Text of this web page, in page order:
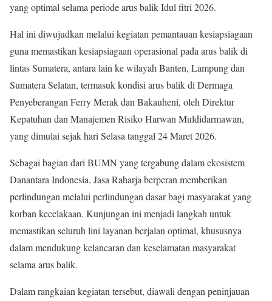
yang optimal selama periode arus balik Idul fitri 2026.
Hal ini diwujudkan melalui kegiatan pemantauan kesiapsiagaan
guna memastikan kesiapsiagaan operasional pada arus balik di
lintas Sumatera, antara lain ke wilayah Banten, Lampung dan
Sumatera Selatan, termasuk kondisi arus balik di Dermaga
Penyeberangan Ferry Merak dan Bakauheni, oleh Direktur
Kepatuhan dan Manajemen Risiko Harwan Muldidarmawan,
yang dimulai sejak hari Selasa tanggal 24 Maret 2026.
Sebagai bagian dari BUMN yang tergabung dalam ekosistem
Danantara Indonesia, Jasa Raharja berperan memberikan
perlindungan melalui perlindungan dasar bagi masyarakat yang
korban kecelakaan. Kunjungan ini menjadi langkah untuk
memastikan seluruh lini layanan berjalan optimal, khususnya
dalam mendukung kelancaran dan keselamatan masyarakat
selama arus balik.
Dalam rangkaian kegiatan tersebut, diawali dengan peninjauan